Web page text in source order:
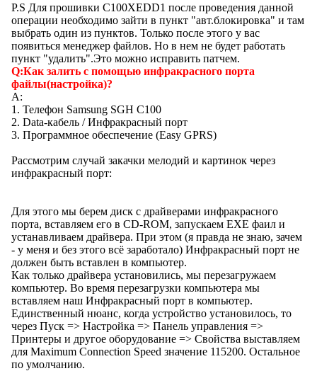
P.S Для прошивки C100XEDD1 после проведения данной
операции необходимо зайти в пункт "авт.блокировка" и там
выбрать один из пунктов. Только после этого у вас
появиться менеджер файлов. Но в нем не будет работать
пункт "удалить".Это можно исправить патчем.
Q:Как залить с помощью инфракрасного порта
файлы(настройка)?
A:
1. Телефон Samsung SGH C100
2. Data-кабель / Инфракрасный порт
3. Программное обеспечение (Easy GPRS)
Рассмотрим случай закачки мелодий и картинок через
инфракрасный порт:
Для этого мы берем диск с драйверами инфракрасного
порта, вставляем его в CD-ROM, запускаем EXE фаил и
устанавливаем драйвера. При этом (я правда не знаю, зачем
- у меня и без этого всё заработало) Инфракрасный порт не
должен быть вставлен в компьютер.
Как только драйвера установились, мы перезагружаем
компьютер. Во время перезагрузки компьютера мы
вставляем наш Инфракрасный порт в компьютер.
Единственный нюанс, когда устройство установилось, то
через Пуск => Настройка => Панель управления =>
Принтеры и другое оборудование => Свойства выставляем
для Maximum Connection Speed значение 115200. Остальное
по умолчанию.